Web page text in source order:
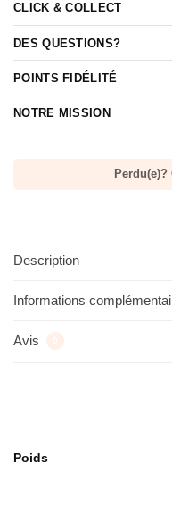
CLICK & COLLECT
DES QUESTIONS?
POINTS FIDÉLITÉ
NOTRE MISSION
Description
Informations
Avis
Poids